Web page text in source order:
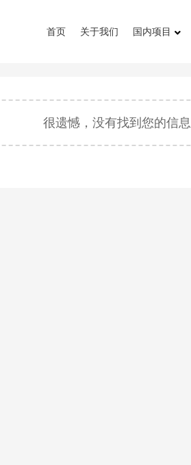
首页 关于我们 国内项目
很遗憾，没有找到您的信息